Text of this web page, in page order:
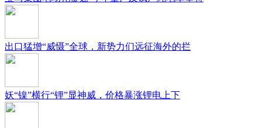
出口猛增“威慑”全球，新势力们远征海外的拦
妖“镍”横行“锂”显神威，价格暴涨锂电上下